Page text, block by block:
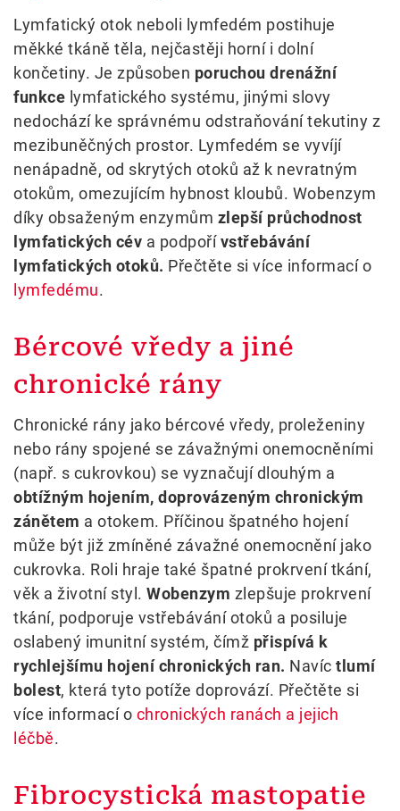
Lymfatický otok neboli lymfedém postihuje
měkké tkáně těla, nejčastěji horní i dolní
končetiny. Je způsoben poruchou drenážní
funkce lymfatického systému, jinými slovy
nedochází ke správnému odstraňování tekutiny z
mezibuněčných prostor. Lymfedém se vyvíjí
nenápadně, od skrytých otoků až k nevratným
otokům, omezujícím hybnost kloubů. Wobenzym
díky obsaženým enzymům zlepší průchodnost
lymfatických cév a podpořívstřebávání
lymfatických otoků. Přečtěte si více informací o
lymfedému.
Bércové vředy a jiné
chronické rány
Chronické rány jako bércové vředy, proleženiny
nebo rány spojené se závažnými onemocněními
(např. s cukrovkou) se vyznačují dlouhým a
obtížným hojením, doprovázeným chronickým
zánětem a otokem. Příčinou špatného hojení
může být již zmíněné závažné onemocnění jako
cukrovka. Roli hraje také špatné prokrvení tkání,
věk a životní styl. Wobenzym zlepšuje prokrvení
tkání, podporuje vstřebávání otoků a posiluje
oslabený imunitní systém, čímž přispívá k
rychlejšímu hojení chronických ran. Navíc tlumí
bolest, která tyto potíže doprovází. Přečtěte si
více informací o chronických ranách a jejich
léčbě.
Fibrocystická mastopatie